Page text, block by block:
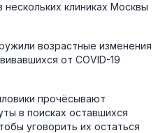
нескольких клиниках Москвы
возрастные изменения
от COVID-19
прочёсывают
в поисках оставшихся
уговорить их остаться